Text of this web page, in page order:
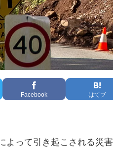
Facebook はてブ
よって引き起こされる災